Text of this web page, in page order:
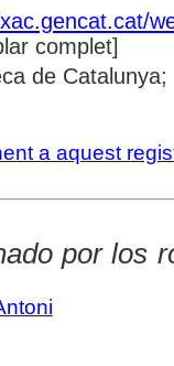
complet]
de
a aquest
por los